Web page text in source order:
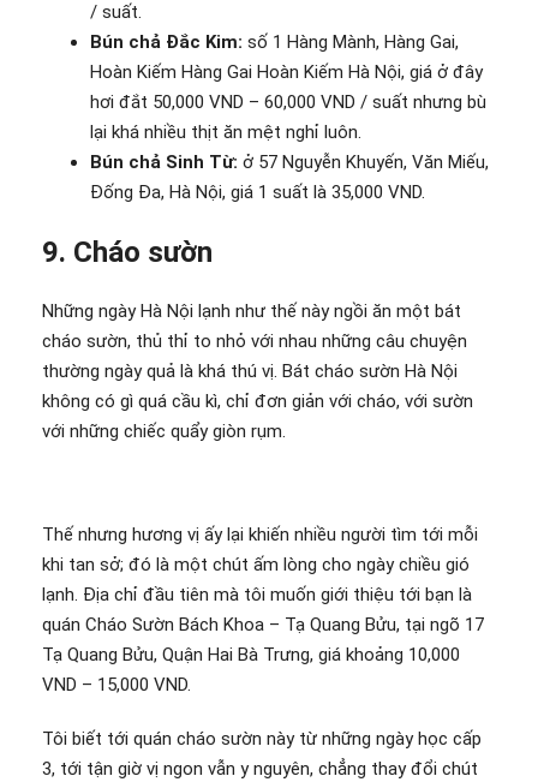
/ suất.
Bún chả Đắc Kim: số 1 Hàng Mành, Hàng Gai,
Hoàn Kiếm Hàng Gai Hoàn Kiếm Hà Nội, giá ở đây
hơi đắt 50,000 VND – 60,000 VND / suất nhưng bù
lại khá nhiều thịt ăn mệt nghỉ luôn.
Bún chả Sinh Từ: ở 57 Nguyễn Khuyến, Văn Miếu,
Đống Đa, Hà Nội, giá 1 suất là 35,000 VND.
9. Cháo sườn
Những ngày Hà Nội lạnh như thế này ngồi ăn một bát
cháo sườn, thủ thỉ to nhỏ với nhau những câu chuyện
thường ngày quả là khá thú vị. Bát cháo sườn Hà Nội
không có gì quá cầu kì, chỉ đơn giản với cháo, với sườn
với những chiếc quẩy giòn rụm.
Thế nhưng hương vị ấy lại khiến nhiều người tìm tới mỗi
khi tan sở; đó là một chút ấm lòng cho ngày chiều gió
lạnh. Địa chỉ đầu tiên mà tôi muốn giới thiệu tới bạn là
quán Cháo Sườn Bách Khoa – Tạ Quang Bửu, tại ngõ 17
Tạ Quang Bửu, Quận Hai Bà Trưng, giá khoảng 10,000
VND – 15,000 VND.
Tôi biết tới quán cháo sườn này từ những ngày học cấp
3, tới tận giờ vị ngon vẫn y nguyên, chẳng thay đổi chút